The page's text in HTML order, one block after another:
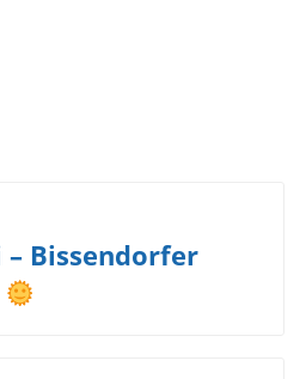
Bissendorfer